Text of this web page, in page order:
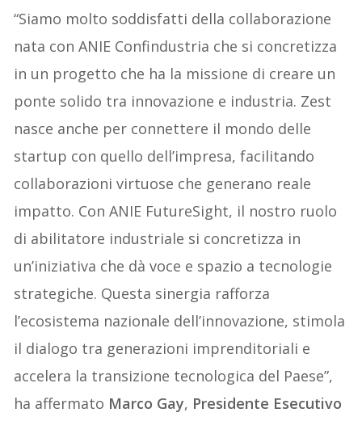
“Siamo molto soddisfatti della collaborazione
nata con ANIE Confindustria che si concretizza
in un progetto che ha la missione di creare un
ponte solido tra innovazione e industria. Zest
nasce anche per connettere il mondo delle
startup con quello dell’impresa, facilitando
collaborazioni virtuose che generano reale
impatto. Con ANIE FutureSight, il nostro ruolo
di abilitatore industriale si concretizza in
un’iniziativa che dà voce e spazio a tecnologie
strategiche. Questa sinergia rafforza
l’ecosistema nazionale dell’innovazione, stimola
il dialogo tra generazioni imprenditoriali e
accelera la transizione tecnologica del Paese”,
ha affermato Marco Gay, Presidente Esecutivo